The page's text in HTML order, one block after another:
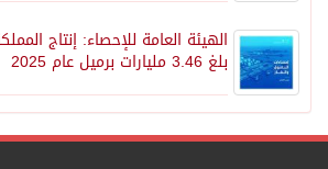
الهيئة العامة للإحصاء: إنتاج
بلغ 3.46 مليارات برميل عام 2025